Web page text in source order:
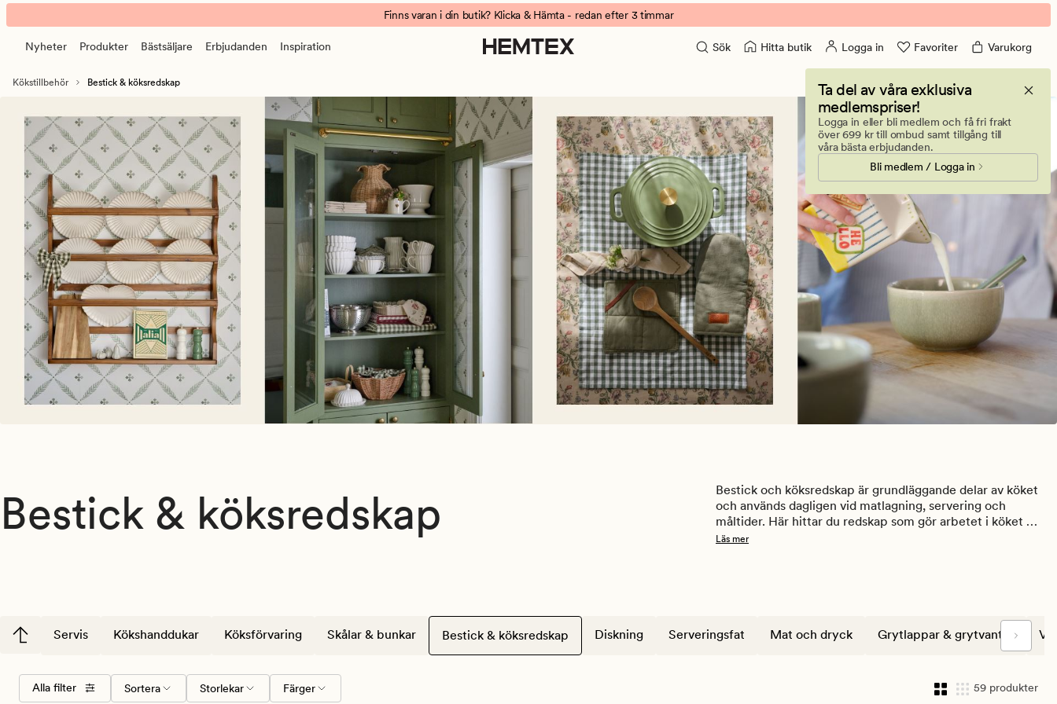
Bestick
Salladsbestick
Köksredskap
banner.
Klicka
ESCAPE
pausa.
Finns varan i din butik? Klicka & Hämta - redan efter 3 timmar
Nyheter Produkter Bästsäljare Erbjudanden Inspiration Sök Hitta butik Logga in Favoriter Varukorg
Ta del av våra exklusiva
medlemspriser!
Logga in eller bli medlem och få fri frakt
över 699 kr till ombud samt tillgång till
våra bästa erbjudanden.
Bli medlem / Logga in
Kökstillbehör Bestick & köksredskap
Bestick & köksredskap
Bestick och köksredskap är grundläggande delar av köket
och används dagligen vid matlagning, servering och
måltider. Här hittar du redskap som gör arbetet i köket
enklare och bidrar till ett mer funktionellt helhetsintryck.
Läs mer
Servis Kökshanddukar Köksförvaring Skålar & bunkar Bestick & köksredskap Diskning Serveringsfat Mat och dryck Grytlappar & grytvantar
Alla filter
Välj
sorteringsordning
Sortera Storlekar
Storlekar Färger
Färger 59 produkter